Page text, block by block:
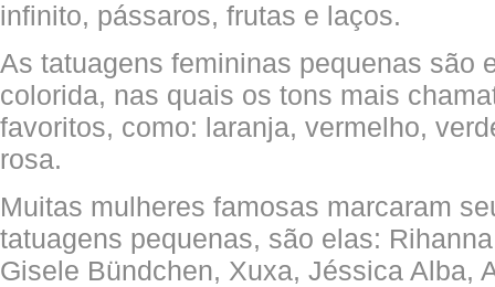
infinito, pássaros, frutas e laços.
As tatuagens femininas pequenas são
colorida, nas quais os tons mais
favoritos, como: laranja, vermelho,
rosa.
Muitas mulheres famosas marcaram
tatuagens pequenas, são elas:
Gisele Bündchen, Xuxa, Jéssica Alba,